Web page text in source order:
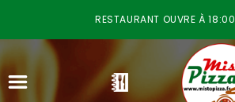
RESTAURANT OUVRE À 18:00